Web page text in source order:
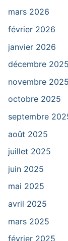
mars 2026
février 2026
janvier 2026
décembre 2025
novembre 2025
octobre 2025
septembre
août 2025
juillet 2025
juin 2025
mai 2025
avril 2025
mars 2025
février 2025